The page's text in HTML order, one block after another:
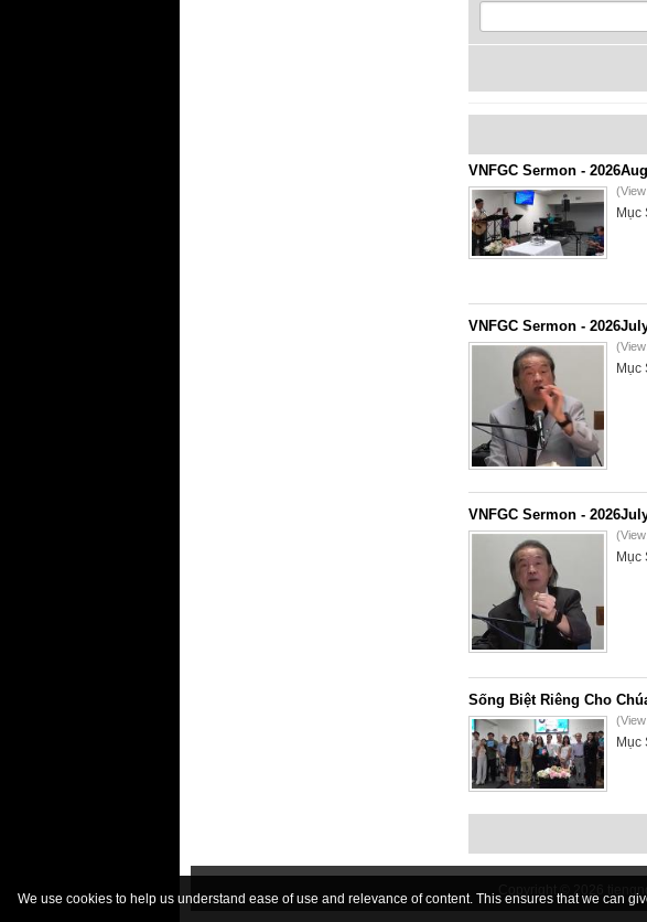
VNFGC Sermon -
Mục
VNFGC Sermon -
Mục
VNFGC Sermon -
Mục
Sống Biệt Riêng Cho
Mục
Copyright © 2026
We use cookies to help us understand ease of use and relevance of content. This ensures that we can